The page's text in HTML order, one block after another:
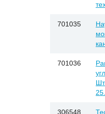
701035
701036
306548